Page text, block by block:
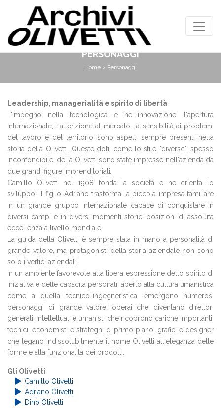
PERSONAGGI
Home > Personaggi
Leadership, managerialità e spirito di libertà
L'impegno nella tecnologica e nell'innovazione, l'apertura
internazionale, l'attenzione al mercato, la sensibilità ai problemi
del lavoro e del territorio sono aspetti sempre presenti nella
storia della Olivetti. Queste doti, come lo stile "diverso", spesso
inconfondibile, della Olivetti sono state impresse nell'azienda da
due grandi figure imprenditoriali.
Camillo Olivetti nel 1908 fonda la società e ne orienta lo
sviluppo; il figlio Adriano trasforma la piccola impresa familiare
in un grande gruppo internazionale capace di conquistare in
diversi campi e in diversi momenti storici posizioni di assoluta
eccellenza a livello mondiale.
La guida della Olivetti è sempre stata in mano a personalità di
grande valore, ma protagonisti della storia aziendale non sono
solo i vertici aziendali.
In un ambiente favorevole alla libera espressione dello spirito di
iniziativa e delle capacità personali, aperto alla cultura umanistica
come a quella tecnico-ingegneristica, emergono numerosi
personaggi di grande valore: operai che diventano direttori
generali, intellettuali e umanisti che ricoprono cariche importanti,
tecnici, economisti e strateghi di primo piano, grafici e designer
che legano indissolubilmente il nome Olivetti all'eleganza delle
forme e alla funzionalità dei prodotti.
Gli Olivetti
Camillo Olivetti
Adriano Olivetti
Dino Olivetti